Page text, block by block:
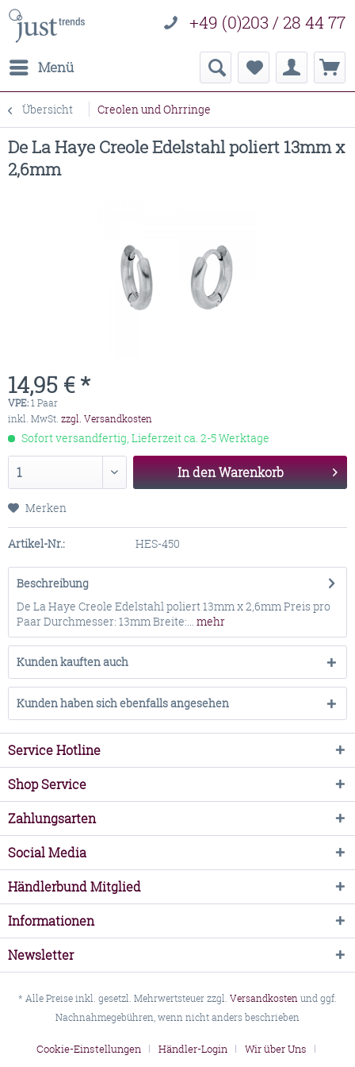
+49 (0)203 / 28 44 77
Menü
Übersicht Creolen und Ohrringe
De La Haye Creole Edelstahl poliert 13mm x
2,6mm
14,95 € *
VPE:1 Paar
inkl. MwSt. zzgl. Versandkosten
Sofort versandfertig, Lieferzeit ca. 2-5 Werktage
In denWarenkorb
Merken
Artikel-Nr.: HES-450
Beschreibung
De La Haye Creole Edelstahl poliert 13mm x 2,6mm Preis pro
Paar Durchmesser: 13mm Breite:... mehr
Kunden kauften auch
Kunden haben sich ebenfalls angesehen
Service Hotline
Shop Service
Zahlungsarten
Social Media
Händlerbund Mitglied
Informationen
Newsletter
* Alle Preise inkl. gesetzl. Mehrwertsteuer zzgl. Versandkostenund ggf.
Nachnahmegebühren, wenn nicht anders beschrieben
Cookie-Einstellungen Händler-Login Wir über Uns